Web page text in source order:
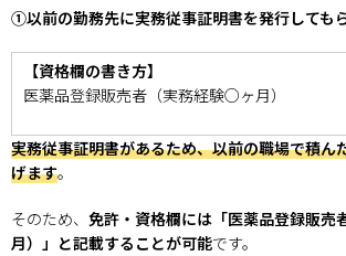
①以前の勤務先に実務従事証明書を発行しても
【資格欄の書き方】
医薬品登録販売者（実務経験○ヶ月）
実務従事証明書があるため、以前の職場で積ん
げます。
そのため、 免許・資格欄には「医薬品登録販売
月）」と記載することが可能です。